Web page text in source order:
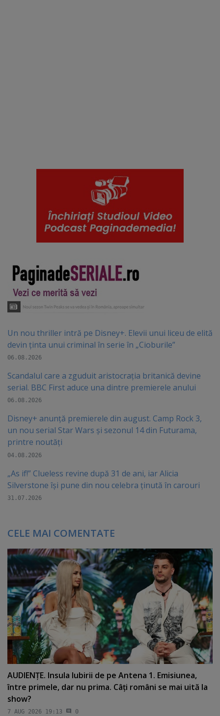
Un nou thriller intră pe Disney+. Elevii unui liceu de elită
devin ținta unui criminal în serie în „Cioburile”
06.08.2026
Scandalul care a zguduit aristocrația britanică devine
serial. BBC First aduce una dintre premierele anului
06.08.2026
Disney+ anunță premierele din august. Camp Rock 3,
un nou serial Star Wars și sezonul 14 din Futurama,
printre noutăți
04.08.2026
„As if!” Clueless revine după 31 de ani, iar Alicia
Silverstone își pune din nou celebra ținută în carouri
31.07.2026
CELE MAI COMENTATE
AUDIENŢE. Insula Iubirii de pe Antena 1. Emisiunea,
între primele, dar nu prima. Câţi români se mai uită la
show?
7 AUG 2026 19:13 0